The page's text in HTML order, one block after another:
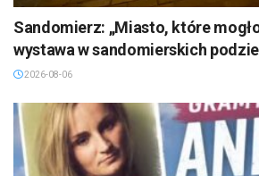
Sandomierz: „Miasto, które
wystawa w sandomierskich
2026-08-06